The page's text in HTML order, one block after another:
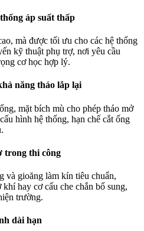
áp suất thấp
mà được tối ưu cho các hệ thống
kỹ thuật phụ trợ, nơi yêu cầu
cơ học hợp lý.
năng tháo lắp lại
mặt bích mù cho phép tháo mở
hình hệ thống, hạn chế cắt ống
trong thi công
và gioăng làm kín tiêu chuẩn,
hay cơ cấu che chắn bổ sung,
trường.
dài hạn